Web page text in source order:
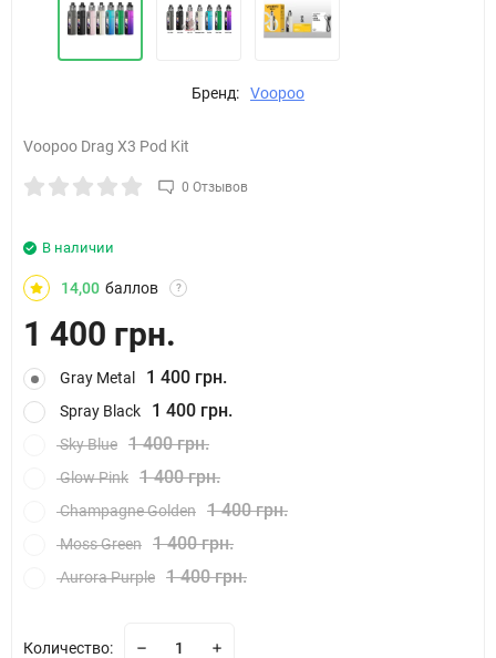
Бренд: Voopoo
Voopoo Drag X3 Pod Kit
0 Отзывов
В наличии
14,00 баллов ?
1 400 грн.
Gray Metal 1 400 грн.
Spray Black 1 400 грн.
Sky Blue 1 400 грн.
Glow Pink 1 400 грн.
Champagne Golden 1 400 грн.
Moss Green 1 400 грн.
Aurora Purple 1 400 грн.
Количество: